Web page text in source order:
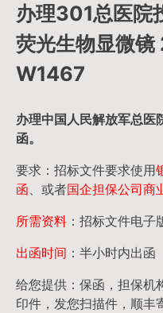
办理301总医院
荧光生物显微
W1467
办理中国人民解放军总医
函。
要求：招标文件要求使用
函 、或者国企担保公司商
所需资料 ：招标文件电
出函时间 ：半小时内出函
给您提供：保函，担保机
印件，发您扫描件，顺丰